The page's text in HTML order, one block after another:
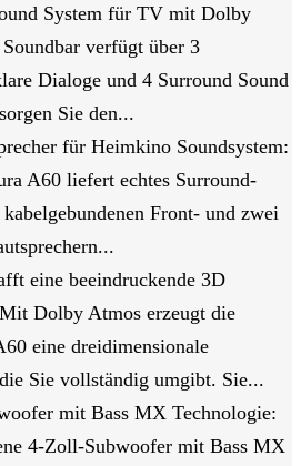
System für TV mit Dolby
verfügt über 3
Dialoge und 4 Surround Sound
Sie den...
für Heimkino Soundsystem:
A60 liefert echtes Surround-
Front- und zwei
eine beeindruckende 3D
Dolby Atmos erzeugt die
eine dreidimensionale
Sie vollständig umgibt. Sie...
mit Bass MX Technologie:
4-Zoll-Subwoofer mit Bass MX